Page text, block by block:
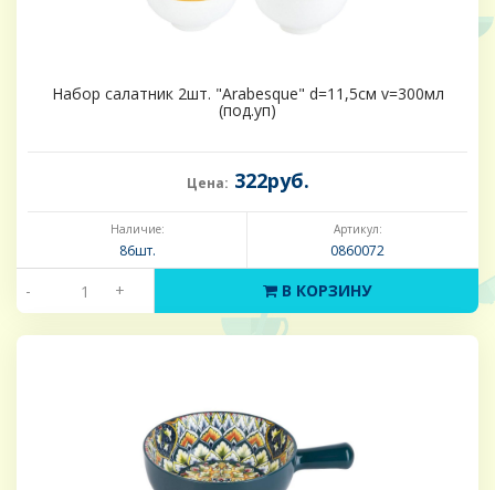
Набор салатник 2шт. "Arabesque" d=11,5см v=300мл
(под.уп)
Цена: 322руб.
Наличие:
86шт.
Артикул:
0860072
- + В КОРЗИНУ